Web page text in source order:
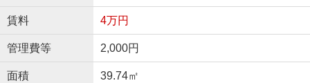
賃料 4万円
管理費等 2,000円
面積 39.74㎡